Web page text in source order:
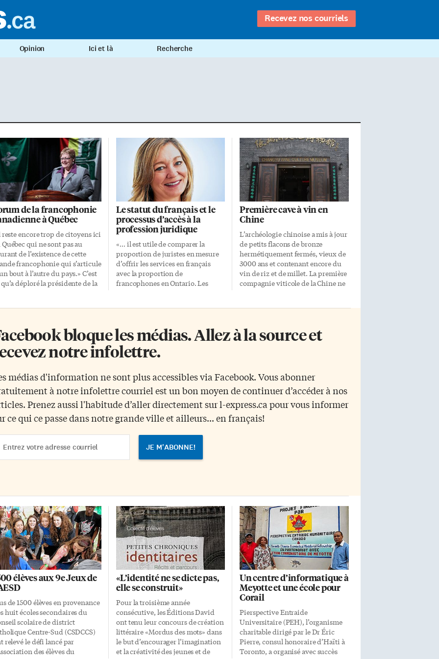
Recevez nos courriels
Opinion Ici et là Recherche
de la francophonie
à Québec
reste encore trop de citoyens ici
Québec qui ne sont pas au
de l’existence de cette
francophonie qui s’articule
bout à l’autre du pays.» C’est
déploré la présidente de la
canadienne, qui
lieu lundi et mardi derniers
la Vieille Capitale. Ce Forum
petit bout de chemin pour
cette lacune», a remarqué
Kenny, «mais nous a montré
nous reste encore beaucoup
travail à faire». […]
Le statut du français et le
processus d’accès à la
profession juridique
«… il est utile de comparer la
proportion de juristes en mesure
d’offrir les services en français
avec la proportion de
francophones en Ontario. Les
comme francophones sont à 6 %
de la profession juridique, ceux et
celles disant pouvoir offrir des
13 % et ceux et celles pouvant
offrir des avis juridiques et
représenter les clients en français
sont à 9 %. Cette représentation de
juristes francophones ou en
mesure d’offrir les services en
Première cave à vin en
Chine
L’archéologie chinoise a mis à jour
de petits flacons de bronze
hermétiquement fermés, vieux de
3000 ans et contenant encore du
vin de riz et de millet. La première
compagnie viticole de la Chine ne
sous la dynastie des Han de l’Est.
Après leur déclin, en 255 après J.-
retour en force à la cour de
l’empereur Tang Taizong, au VIIe
siècle et atteint son […]
bloque les médias. Allez à la source et
notre infolettre.
médias d'information ne sont plus accessibles via Facebook. Vous abonner
à notre infolettre courriel est un bon moyen de continuer d’accéder à nos
Prenez aussi l'habitude d’aller directement sur l-express.ca pour vous informer
ce qui ce passe dans notre grande ville et ailleurs... en français!
élèves aux 9e Jeux de
de 1500 élèves en provenance
huit écoles secondaires du
scolaire de district
Centre-Sud (CSDCCS)
relevé le défi lancé par
des élèves du
«L’identité ne se dicte pas,
elle se construit»
Pour la troisième année
consécutive, les Éditions David
ont tenu leur concours de création
littéraire «Mordus des mots» dans
le but d’encourager l’imagination
et la créativité des jeunes et de
Un centre d’informatique à
Meyotte et une école pour
Corail
Pierspective Entraide
Universitaire (PEH), l’organisme
charitable dirigé par le Dr Éric
Pierre, consul honoraire d’Haïti à
Toronto, a organisé avec succès